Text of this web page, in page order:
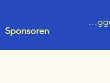
Sponsoren